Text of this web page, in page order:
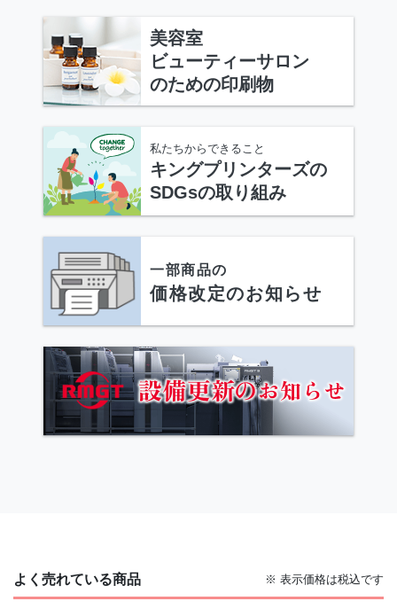
美容室
ビューティーサロン
のための印刷物
私たちからできること
キングプリンターズの
SDGsの取り組み
一部商品の
価格改定のお知らせ
よく売れている商品 ※ 表示価格は税込です